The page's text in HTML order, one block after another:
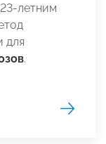
летним
для
.